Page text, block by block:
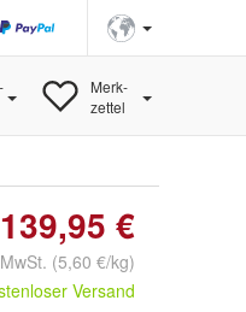
Merk-
zettel
139,95 €
(5,60 €/kg)
Versand